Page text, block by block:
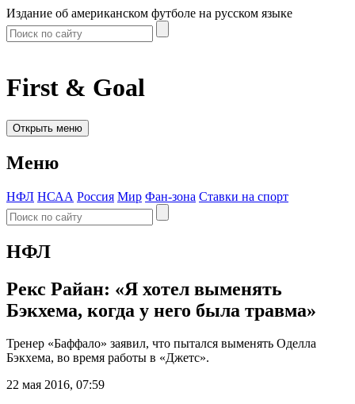
Издание об американском футболе на русском языке
First & Goal
Открыть меню
Меню
НФЛ НСАА Россия Мир Фан-зона Ставки на спорт
НФЛ
Рекс Райан: «Я хотел выменять
Бэкхема, когда у него была травма»
Тренер «Баффало» заявил, что пытался выменять Оделла
Бэкхема, во время работы в «Джетс».
22 мая 2016, 07:59